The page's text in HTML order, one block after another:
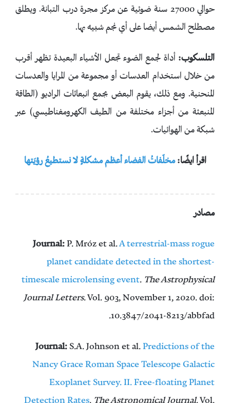
حوالي 27000 سنة ضوئية عن مركز مجرة درب التبانة. ويطلق
مصطلح الشمس أيضا على أي نجم شبيه بها.
التلسكوب: أداة لجمع الضوء تجعل الأشياء البعيدة تظهر أقرب
من خلال استخدام العدسات أو مجموعة من المرايا والعدسات
المنحنية. ومع ذلك، يقوم البعض بجمع انبعاثات الراديو (الطاقة
المنبعثة من أجزاء مختلفة من الطيف الكهرومغناطيسي) عبر
شبكة من الهوائيات.
اقرأ ايضًا:مخلّفاتُ الفضاء أعظم مشكلةٍ لا نستطيعُ رؤيَتها
مصادر
Journal:​P. Mróz et al.A terrestrial-mass rogue
planet candidate detected in the shortest-
timescale microlensing event. The Astrophysical
Journal Letters. Vol. 903, November 1, 2020. doi:
10.3847/2041-8213/abbfad.
Journal:S.A. Johnson et al.Predictions of the
Nancy Grace Roman Space Telescope Galactic
Exoplanet Survey. II. Free-floating Planet